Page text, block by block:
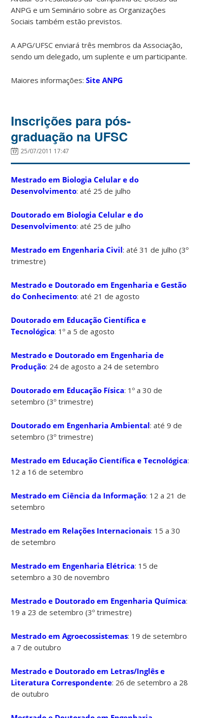
ANPG e um Seminário sobre as Organizações
Sociais também estão previstos.
A APG/UFSC enviará três membros da Associação,
sendo um delegado, um suplente e um participante.
Maiores informações:Site ANPG
Inscrições para pós-
graduação na UFSC
25/07/2011 17:47
Mestrado em Biologia Celular e do
Desenvolvimento: até 25 de julho
Doutorado em Biologia Celular e do
Desenvolvimento: até 25 de julho
Mestrado em Engenharia Civil: até 31 de julho (3º
trimestre)
Mestrado e Doutorado em Engenharia e Gestão
do Conhecimento: até 21 de agosto
Doutorado em Educação Científica e
Tecnológica: 1º a 5 de agosto
Mestrado e Doutorado em Engenharia de
Produção: 24 de agosto a 24 de setembro
Doutorado em Educação Física: 1º a 30 de
setembro (3º trimestre)
Doutorado em Engenharia Ambiental: até 9 de
setembro (3º trimestre)
Mestrado em Educação Científica e Tecnológica:
12 a 16 de setembro
Mestrado em Ciência da Informação: 12 a 21 de
setembro
Mestrado em Relações Internacionais: 15 a 30
de setembro
Mestrado em Engenharia Elétrica: 15 de
setembro a 30 de novembro
Mestrado e Doutorado em Engenharia Química:
19 a 23 de setembro (3º trimestre)
Mestrado em Agroecossistemas: 19 de setembro
a 7 de outubro
Mestrado e Doutorado em Letras/Inglês e
Literatura Correspondente: 26 de setembro a 28
de outubro